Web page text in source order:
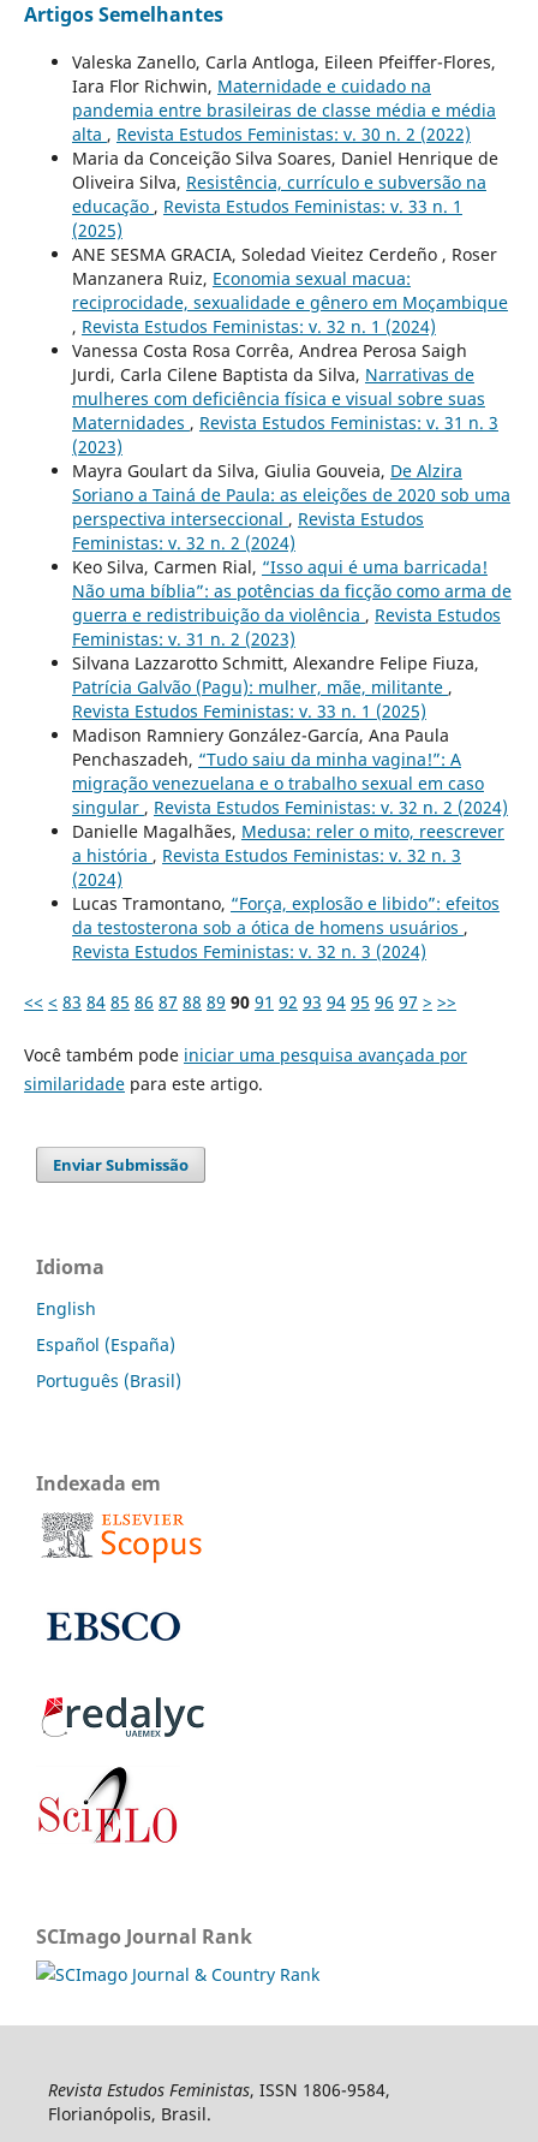
Artigos Semelhantes
Valeska Zanello, Carla Antloga, Eileen Pfeiffer-Flores,
Iara Flor Richwin, Maternidade e cuidado na
pandemia entre brasileiras de classe média e média
alta , Revista Estudos Feministas: v. 30 n. 2 (2022)
Maria da Conceição Silva Soares, Daniel Henrique de
Oliveira Silva, Resistência, currículo e subversão na
educação , Revista Estudos Feministas: v. 33 n. 1
(2025)
ANE SESMA GRACIA, Soledad Vieitez Cerdeño , Roser
Manzanera Ruiz, Economia sexual macua:
reciprocidade, sexualidade e gênero em Moçambique
, Revista Estudos Feministas: v. 32 n. 1 (2024)
Vanessa Costa Rosa Corrêa, Andrea Perosa Saigh
Jurdi, Carla Cilene Baptista da Silva, Narrativas de
mulheres com deficiência física e visual sobre suas
Maternidades , Revista Estudos Feministas: v. 31 n. 3
(2023)
Mayra Goulart da Silva, Giulia Gouveia, De Alzira
Soriano a Tainá de Paula: as eleições de 2020 sob uma
perspectiva interseccional , Revista Estudos
Feministas: v. 32 n. 2 (2024)
Keo Silva, Carmen Rial, “Isso aqui é uma barricada!
Não uma bíblia”: as potências da ficção como arma de
guerra e redistribuição da violência , Revista Estudos
Feministas: v. 31 n. 2 (2023)
Silvana Lazzarotto Schmitt, Alexandre Felipe Fiuza,
Patrícia Galvão (Pagu): mulher, mãe, militante ,
Revista Estudos Feministas: v. 33 n. 1 (2025)
Madison Ramniery González-García, Ana Paula
Penchaszadeh, “Tudo saiu da minha vagina!”: A
migração venezuelana e o trabalho sexual em caso
singular , Revista Estudos Feministas: v. 32 n. 2 (2024)
Danielle Magalhães, Medusa: reler o mito, reescrever
a história , Revista Estudos Feministas: v. 32 n. 3
(2024)
Lucas Tramontano, “Força, explosão e libido”: efeitos
da testosterona sob a ótica de homens usuários ,
Revista Estudos Feministas: v. 32 n. 3 (2024)
<< < 83 84 85 86 87 88 89 90 91 92 93 94 95 96 97 > >>
Você também pode iniciar uma pesquisa avançada por
similaridadepara este artigo.
Enviar Submissão
Idioma
English
Español (España)
Português (Brasil)
Indexada em
SCImago Journal Rank
Revista Estudos Feministas, ISSN 1806-9584,
Florianópolis, Brasil.